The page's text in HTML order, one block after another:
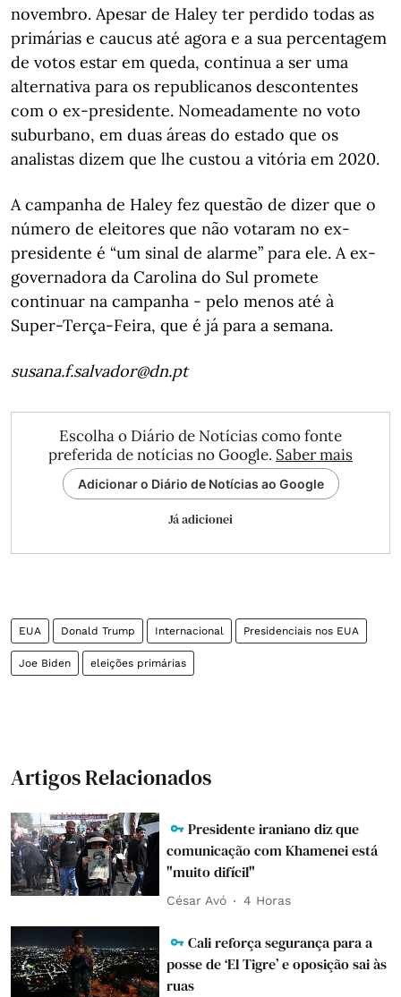
novembro. Apesar de Haley ter perdido todas as
primárias e caucus até agora e a sua percentagem
de votos estar em queda, continua a ser uma
alternativa para os republicanos descontentes
com o ex-presidente. Nomeadamente no voto
suburbano, em duas áreas do estado que os
analistas dizem que lhe custou a vitória em 2020.
A campanha de Haley fez questão de dizer que o
número de eleitores que não votaram no ex-
presidente é “um sinal de alarme” para ele. A ex-
governadora da Carolina do Sul promete
continuar na campanha - pelo menos até à
Super-Terça-Feira, que é já para a semana.
susana.f.salvador@dn.pt
Escolha o Diário de Notícias como fonte
preferida de notícias no Google. Saber mais
Adicionar o Diário de Notícias ao Google
Já adicionei
EUA Donald Trump Internacional Presidenciais nos EUA
Joe Biden eleições primárias
Artigos Relacionados
Presidente iraniano diz que
comunicação com Khamenei está
"muito difícil"
César Avó 4 Horas
Cali reforça segurança para a
posse de ‘El Tigre’ e oposição sai às
ruas